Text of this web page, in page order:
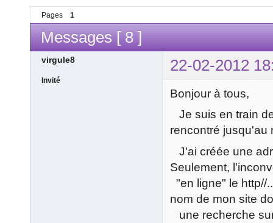
Pages 1
Messages [ 8 ]
virgule8 22-02-2012
Invité
Bonjour à tous,
Je suis en train
rencontré jusqu'au
J'ai créée une
Seulement,
"en ligne" le http//
nom de mon site
une recherche